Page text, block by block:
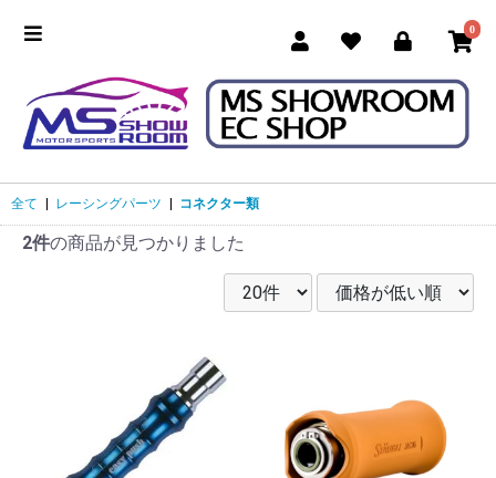
0
全て レーシングパーツ コネクター類
2件の商品が見つかりました